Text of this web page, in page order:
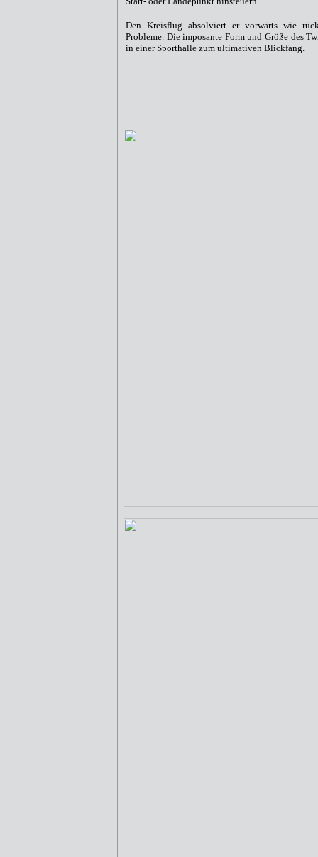
Den Kreisflug absolviert er vorwärts wie
Probleme. Die imposante Form und Größe des
in einer Sporthalle zum ultimativen Blickfang.